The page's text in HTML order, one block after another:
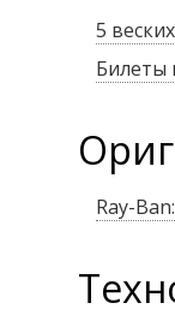
5
Билеты
Ray-